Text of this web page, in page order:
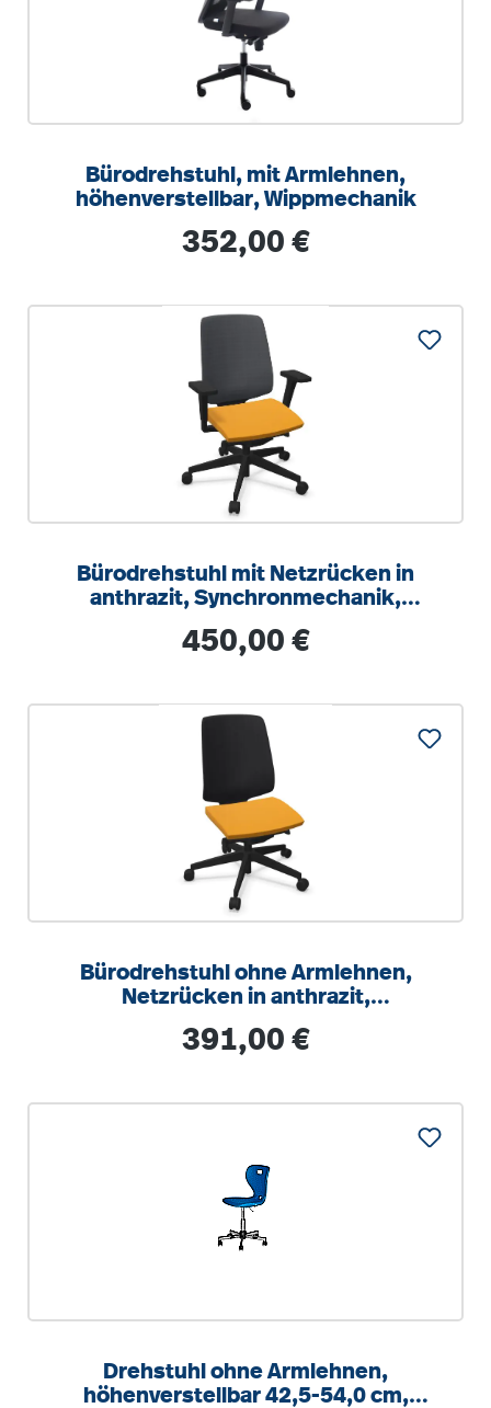
Bürodrehstuhl, mit Armlehnen,
höhenverstellbar, Wippmechanik
Regulärer Preis:
352,00 €
Bürodrehstuhl mit Netzrücken in
anthrazit, Synchronmechanik,
Regulärer Preis:
450,00 €
Bürodrehstuhl ohne Armlehnen,
Netzrücken in anthrazit,
Sitztiefeneinstellung
Regulärer Preis:
391,00 €
Drehstuhl ohne Armlehnen,
höhenverstellbar 42,5-54,0 cm,